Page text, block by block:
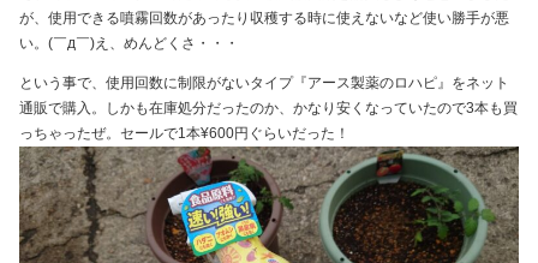
が、使用できる噴霧回数があったり収穫する時に使えないなど使い勝手が悪
い。(￣д￣)え、めんどくさ・・・
という事で、使用回数に制限がないタイプ『アース製薬のロハピ』をネット
通販で購入。しかも在庫処分だったのか、かなり安くなっていたので3本も買
っちゃったぜ。セールで1本¥600円ぐらいだった！